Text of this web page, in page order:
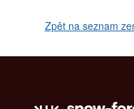
Zpět na seznam